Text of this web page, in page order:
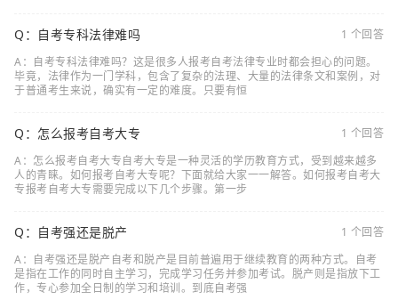
Q：自考专科法律难吗
1 个回答
A：自考专科法律难吗？这是很多人报考自考法律专业时都会担心的问题。
毕竟，法律作为一门学科，包含了复杂的法理、大量的法律条文和案例，对
于普通考生来说，确实有一定的难度。只要有恒
Q：怎么报考自考大专
1 个回答
A：怎么报考自考大专自考大专是一种灵活的学历教育方式，受到越来越多
人的青睐。如何报考自考大专呢？下面就给大家一一解答。如何报考自考大
专报考自考大专需要完成以下几个步骤。第一步
Q：自考强还是脱产
1 个回答
A：自考强还是脱产自考和脱产是目前普遍用于继续教育的两种方式。自考
是指在工作的同时自主学习，完成学习任务并参加考试。脱产则是指放下工
作，专心参加全日制的学习和培训。到底自考强